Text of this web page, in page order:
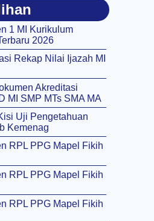
1 MI Kurikulum
2026
Rekap Nilai Ijazah MI
Akreditasi
MI SMP MTs SMA MA
Uji Pengetahuan
Kemenag
RPL PPG Mapel Fikih
RPL PPG Mapel Fikih
RPL PPG Mapel Fikih